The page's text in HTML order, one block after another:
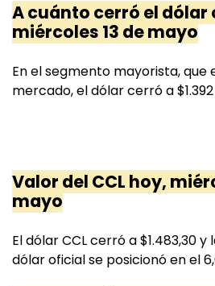
A cuánto cerró el dólar
miércoles 13 de mayo
En el segmento mayorista, que
mercado, el dólar cerró a
Valor del CCL hoy,
mayo
El dólar CCL cerró a $1.483,30
dólar oficial se posicionó en el